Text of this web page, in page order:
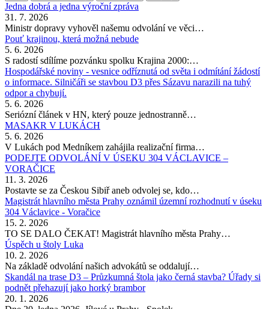
Jedna dobrá a jedna výroční zpráva
31. 7. 2026
Ministr dopravy vyhověl našemu odvolání ve věci…
Pouť krajinou, která možná nebude
5. 6. 2026
S radostí sdílíme pozvánku spolku Krajina 2000:…
Hospodářské noviny - vesnice odříznutá od světa i odmítání žádostí
o informace. Silničáři se stavbou D3 přes Sázavu narazili na tuhý
odpor a chybují.
5. 6. 2026
Seriózní článek v HN, který pouze jednostranně…
MASAKR V LUKÁCH
5. 6. 2026
V Lukách pod Medníkem zahájila realizační firma…
PODEJTE ODVOLÁNÍ V ÚSEKU 304 VÁCLAVICE –
VORAČICE
11. 3. 2026
Postavte se za Českou Sibiř aneb odvolej se, kdo…
Magistrát hlavního města Prahy oznámil územní rozhodnutí v úseku
304 Václavice - Voračice
15. 2. 2026
TO SE DALO ČEKAT! Magistrát hlavního města Prahy…
Úspěch u štoly Luka
10. 2. 2026
Na základě odvolání našich advokátů se oddalují…
Skandál na trase D3 – Průzkumná štola jako černá stavba? Úřady si
podnět přehazují jako horký brambor
20. 1. 2026